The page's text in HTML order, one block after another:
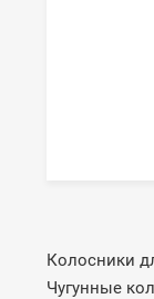
Колосники
Чугунные